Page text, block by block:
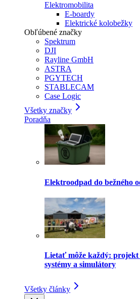
Elektromobilita
E-boardy
Elektrické kolobežky
Obľúbené značky
Spektrum
DJI
Rayline GmbH
ASTRA
PGYTECH
STABLECAM
Case Logic
Všetky značky
Poradňa
Elektroodpad do bežného
Lietať môže každý:
systémy a simulátory
Všetky články